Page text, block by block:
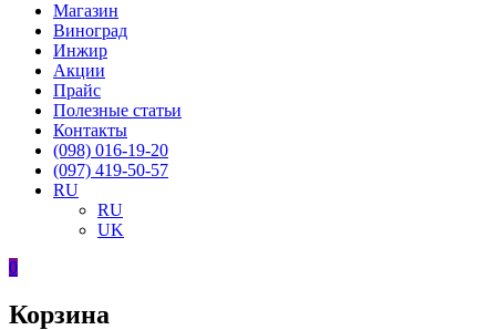
Виноградник
Дашевских
Саженцы
черенки
винограда
Магазин
Виноград
Инжир
Акции
Прайс
Полезные статьи
Контакты
(098) 016-19-20
(097) 419-50-57
RU
RU
UK
0
Корзина